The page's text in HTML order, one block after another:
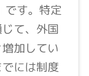
です。特定
て、外国
加してい
には制度